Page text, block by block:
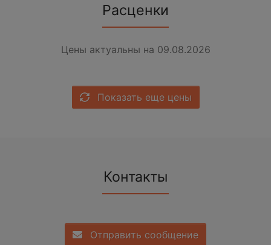
Расценки
Цены актуальны на 09.08.2026
Показать еще цены
Контакты
Отправить сообщение